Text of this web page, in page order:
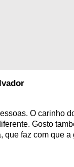
O carinho
Gosto
que faz com que a